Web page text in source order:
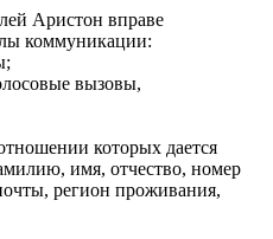
Аристон вправе
коммуникации:
вызовы,
которых дается
имя, отчество, номер
регион проживания,